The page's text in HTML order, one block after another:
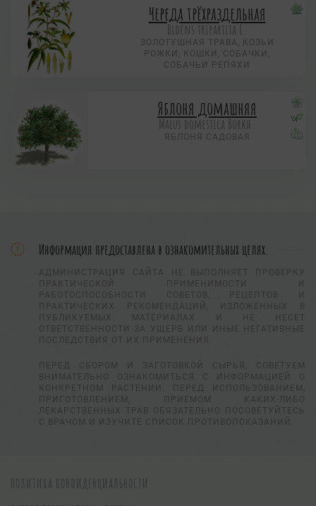
Череда трёхраздельная
Bidens tripartita L.
ЗОЛОТУШНАЯ ТРАВА, КОЗЬИ
РОЖКИ, КОШКИ, СОБАЧКИ,
СОБАЧЬИ РЕПЯХИ
Яблоня домашняя
Malus domestica Borkh.
ЯБЛОНЯ САДОВАЯ
Информация предоставлена в ознакомительных целях.
АДМИНИСТРАЦИЯ САЙТА НЕ ВЫПОЛНЯЕТ ПРОВЕРКУ
ПРАКТИЧЕСКОЙ ПРИМЕНИМОСТИ И
РАБОТОСПОСОБНОСТИ СОВЕТОВ, РЕЦЕПТОВ И
ПРАКТИЧЕСКИХ РЕКОМЕНДАЦИЙ, ИЗЛОЖЕННЫХ В
ПУБЛИКУЕМЫХ МАТЕРИАЛАХ И НЕ НЕСЕТ
ОТВЕТСТВЕННОСТИ ЗА УЩЕРБ ИЛИ ИНЫЕ НЕГАТИВНЫЕ
ПОСЛЕДСТВИЯ ОТ ИХ ПРИМЕНЕНИЯ.
ПЕРЕД СБОРОМ И ЗАГОТОВКОЙ СЫРЬЯ, СОВЕТУЕМ
ВНИМАТЕЛЬНО ОЗНАКОМИТЬСЯ С ИНФОРМАЦИЕЙ О
КОНКРЕТНОМ РАСТЕНИИ. ПЕРЕД ИСПОЛЬЗОВАНИЕМ,
ПРИГОТОВЛЕНИЕМ, ПРИЕМОМ КАКИХ-ЛИБО
ЛЕКАРСТВЕННЫХ ТРАВ ОБЯЗАТЕЛЬНО ПОСОВЕТУЙТЕСЬ
С ВРАЧОМ И ИЗУЧИТЕ СПИСОК ПРОТИВОПОКАЗАНИЙ.
ПОЛИТИКА КОНФИДЕНЦИАЛЬНОСТИ